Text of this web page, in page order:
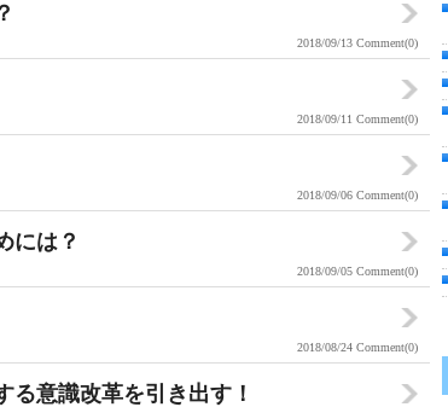
2018/09/13 Comment(0)
2018/09/11 Comment(0)
2018/09/06 Comment(0)
には？
2018/09/05 Comment(0)
2018/08/24 Comment(0)
る意識改革を引き出す！